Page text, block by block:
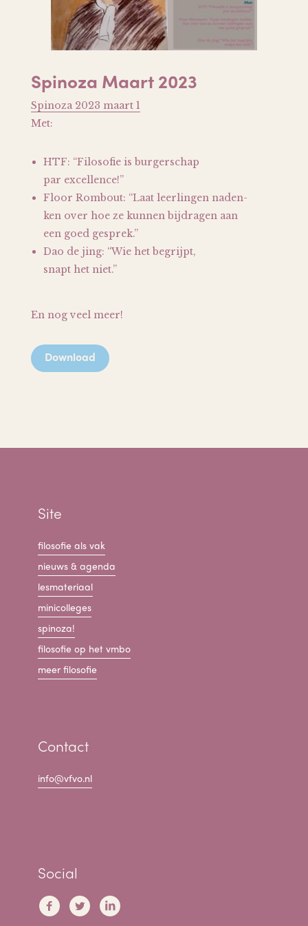
Spinoza Maart 2023
Spinoza 2023 maart 1
Met:
HTF: “Filosofie is burgerschap
par excellence!”
Floor Rombout: “Laat leerlingen naden-
ken over hoe ze kunnen bijdragen aan
een goed gesprek.”
Dao de jing: “Wie het begrijpt,
snapt het niet.”
En nog veel meer!
Download
Site
filosofie als vak
nieuws & agenda
lesmateriaal
minicolleges
spinoza!
filosofie op het vmbo
meer filosofie
Contact
info@vfvo.nl
Social